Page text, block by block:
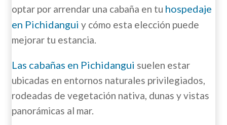
optar por arrendar una cabaña en tu hospedaje
en Pichidangui y cómo esta elección puede
mejorar tu estancia.
Las cabañas en Pichidangui suelen estar
ubicadas en entornos naturales privilegiados,
rodeadas de vegetación nativa, dunas y vistas
panorámicas al mar.